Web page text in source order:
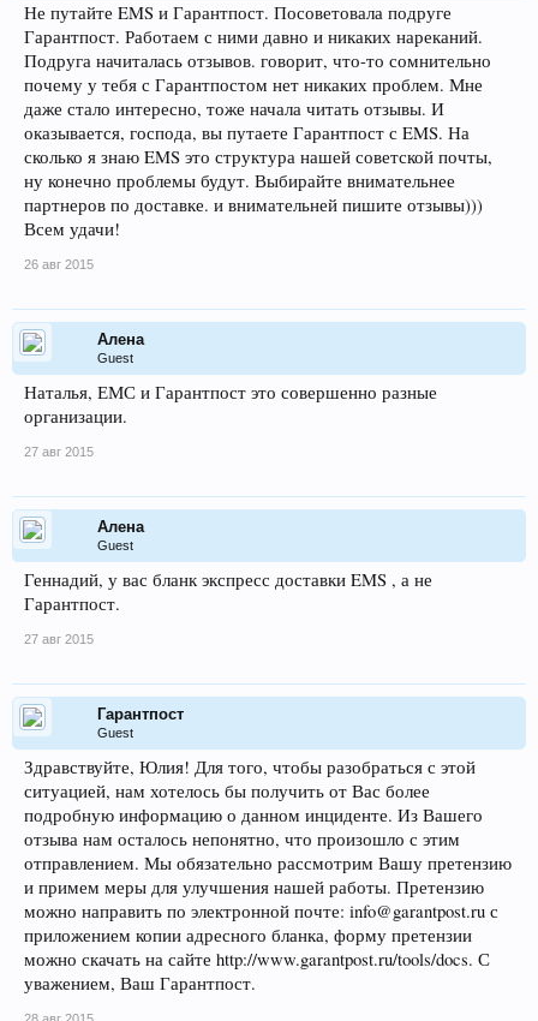
Не путайте EMS и Гарантпост. Посоветовала подруге
Гарантпост. Работаем с ними давно и никаких нареканий.
Подруга начиталась отзывов. говорит, что-то сомнительно
почему у тебя с Гарантпостом нет никаких проблем. Мне
даже стало интересно, тоже начала читать отзывы. И
оказывается, господа, вы путаете Гарантпост с EMS. На
сколько я знаю EMS это структура нашей советской почты,
ну конечно проблемы будут. Выбирайте внимательнее
партнеров по доставке. и внимательней пишите отзывы)))
Всем удачи!
26 авг 2015
Алена
Guest
Наталья, ЕМС и Гарантпост это совершенно разные
организации.
27 авг 2015
Алена
Guest
Геннадий, у вас бланк экспресс доставки EMS , а не
Гарантпост.
27 авг 2015
Гарантпост
Guest
Здравствуйте, Юлия! Для того, чтобы разобраться с этой
ситуацией, нам хотелось бы получить от Вас более
подробную информацию о данном инциденте. Из Вашего
отзыва нам осталось непонятно, что произошло с этим
отправлением. Мы обязательно рассмотрим Вашу претензию
и примем меры для улучшения нашей работы. Претензию
можно направить по электронной почте: info@garantpost.ru с
приложением копии адресного бланка, форму претензии
можно скачать на сайте http://www.garantpost.ru/tools/docs. С
уважением, Ваш Гарантпост.